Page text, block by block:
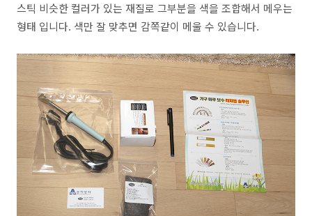
스틱 비슷한 컬러가 있는 재질로 그부분을 색을 조합해서 메우는
형태 입니다. 색만 잘 맞추면 감쪽같이 메울 수 있습니다.